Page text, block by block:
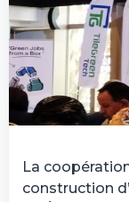
La
construction